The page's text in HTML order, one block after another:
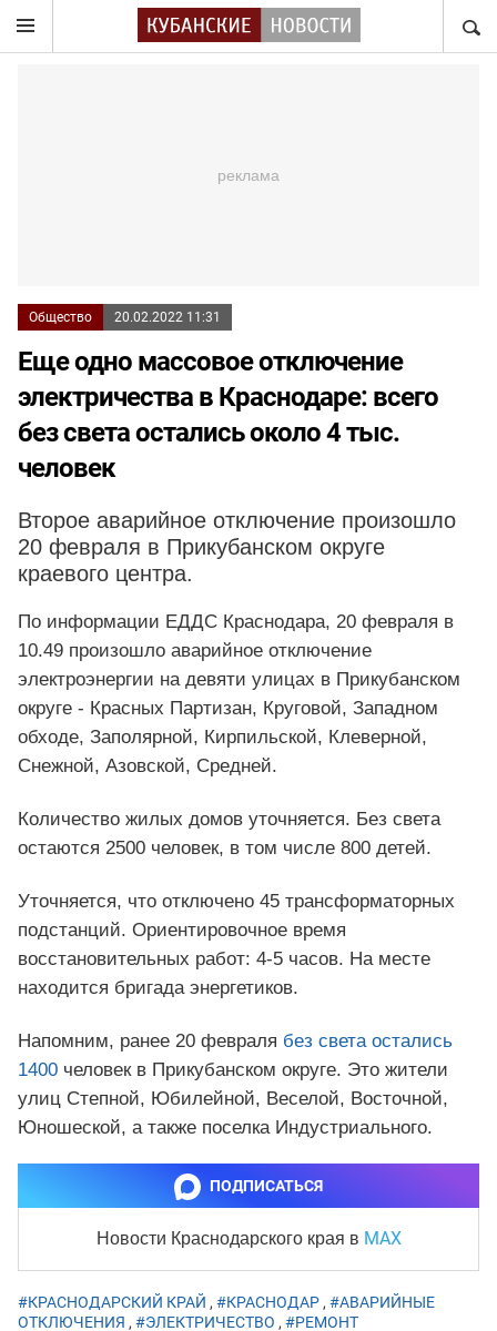
Общество 20.02.2022 11:31
Еще одно массовое отключение
электричества в Краснодаре: всего
без света остались около 4 тыс.
человек
Второе аварийное отключение произошло
20 февраля в Прикубанском округе
краевого центра.
По информации ЕДДС Краснодара, 20 февраля в
10.49 произошло аварийное отключение
электроэнергии на девяти улицах в Прикубанском
округе - Красных Партизан, Круговой, Западном
обходе, Заполярной, Кирпильской, Клеверной,
Снежной, Азовской, Средней.
Количество жилых домов уточняется. Без света
остаются 2500 человек, в том числе 800 детей.
Уточняется, что отключено 45 трансформаторных
подстанций. Ориентировочное время
восстановительных работ: 4-5 часов. На месте
находится бригада энергетиков.
Напомним, ранее 20 февраля без света остались
1400 человек в Прикубанском округе. Это жители
улиц Степной, Юбилейной, Веселой, Восточной,
Юношеской, а также поселка Индустриального.
ПОДПИСАТЬСЯ
Новости Краснодарского края в MAX
#КРАСНОДАРСКИЙ КРАЙ , #КРАСНОДАР , #АВАРИЙНЫЕ
ОТКЛЮЧЕНИЯ , #ЭЛЕКТРИЧЕСТВО , #РЕМОНТ